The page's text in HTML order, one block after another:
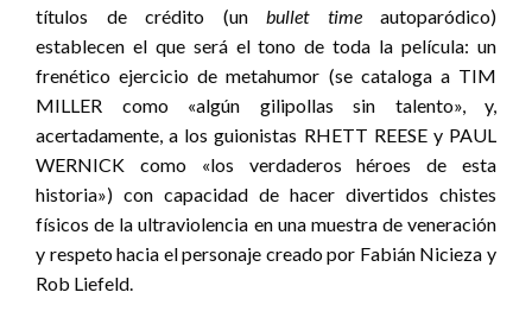
títulos de crédito (un bullet timeautoparódico)
establecen el que será el tono de toda la película: un
frenético ejercicio de metahumor (se cataloga a TIM
MILLER como «algún gilipollas sin talento», y,
acertadamente, a los guionistas RHETT REESE y PAUL
WERNICK como «los verdaderos héroes de esta
historia») con capacidad de hacer divertidos chistes
físicos de la ultraviolencia en una muestra de veneración
y respeto hacia el personaje creado por Fabián Nicieza y
Rob Liefeld.